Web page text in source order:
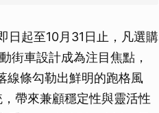
日起至10月31日止，凡選購
街車設計成為注目焦點，
線條勾勒出鮮明的跑格風
帶來兼顧穩定性與靈活性